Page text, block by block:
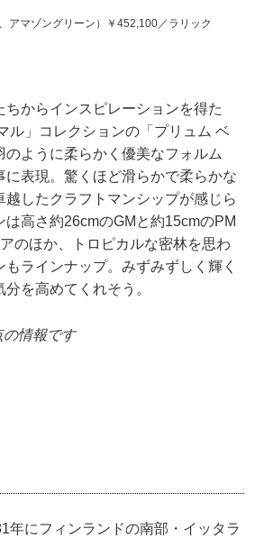
アマゾングリーン）￥452,100／ラリック
からインスピレーションを得た
ル」コレクションの「プリュム ベ
のように柔らかく優美なフォルム
に表現。驚くほど滑らかで柔らかな
越したクラフトマンシップが感じら
は高さ約26cmのGMと約15cmのPM
のほか、トロピカルな密林を思わ
ラインナップ。みずみずしく輝く
を高めてくれそう。
情報です
年にフィンランドの南部・イッタラ